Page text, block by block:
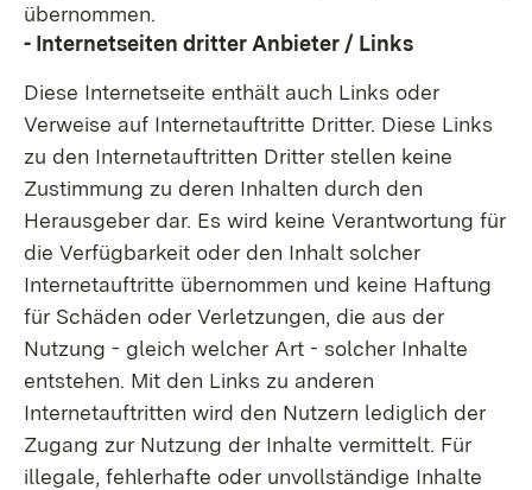
übernommen.
- Internetseiten dritter Anbieter / Links
Diese Internetseite enthält auch Links oder
Verweise auf Internetauftritte Dritter. Diese Links
zu den Internetauftritten Dritter stellen keine
Zustimmung zu deren Inhalten durch den
Herausgeber dar. Es wird keine Verantwortung für
die Verfügbarkeit oder den Inhalt solcher
Internetauftritte übernommen und keine Haftung
für Schäden oder Verletzungen, die aus der
Nutzung - gleich welcher Art - solcher Inhalte
entstehen. Mit den Links zu anderen
Internetauftritten wird den Nutzern lediglich der
Zugang zur Nutzung der Inhalte vermittelt. Für
illegale, fehlerhafte oder unvollständige Inhalte